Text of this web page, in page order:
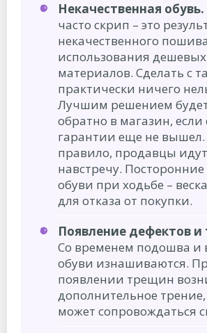
Некачественная обувь.
часто скрип – это
некачественного
использования дешевых
материалов. Сделать с
практически ничего
Лучшим решением будет
обратно в магазин, если
гарантии еще не вышел.
правило, продавцы идут
навстречу. Посторонние
обуви при ходьбе –
для отказа от покупки.
Появление дефектов
Со временем подошва и
обуви изнашиваются.
появлении трещин
дополнительное трение,
может сопровождаться